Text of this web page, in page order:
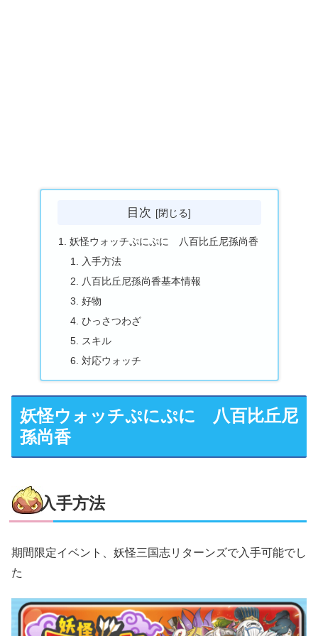
目次
妖怪ウォッチぷにぷに 八百比丘尼孫尚香
入手方法
八百比丘尼孫尚香基本情報
好物
ひっさつわざ
スキル
対応ウォッチ
妖怪ウォッチぷにぷに 八百比丘尼
孫尚香
入手方法
期間限定イベント、妖怪三国志リターンズで入手可能でし
た